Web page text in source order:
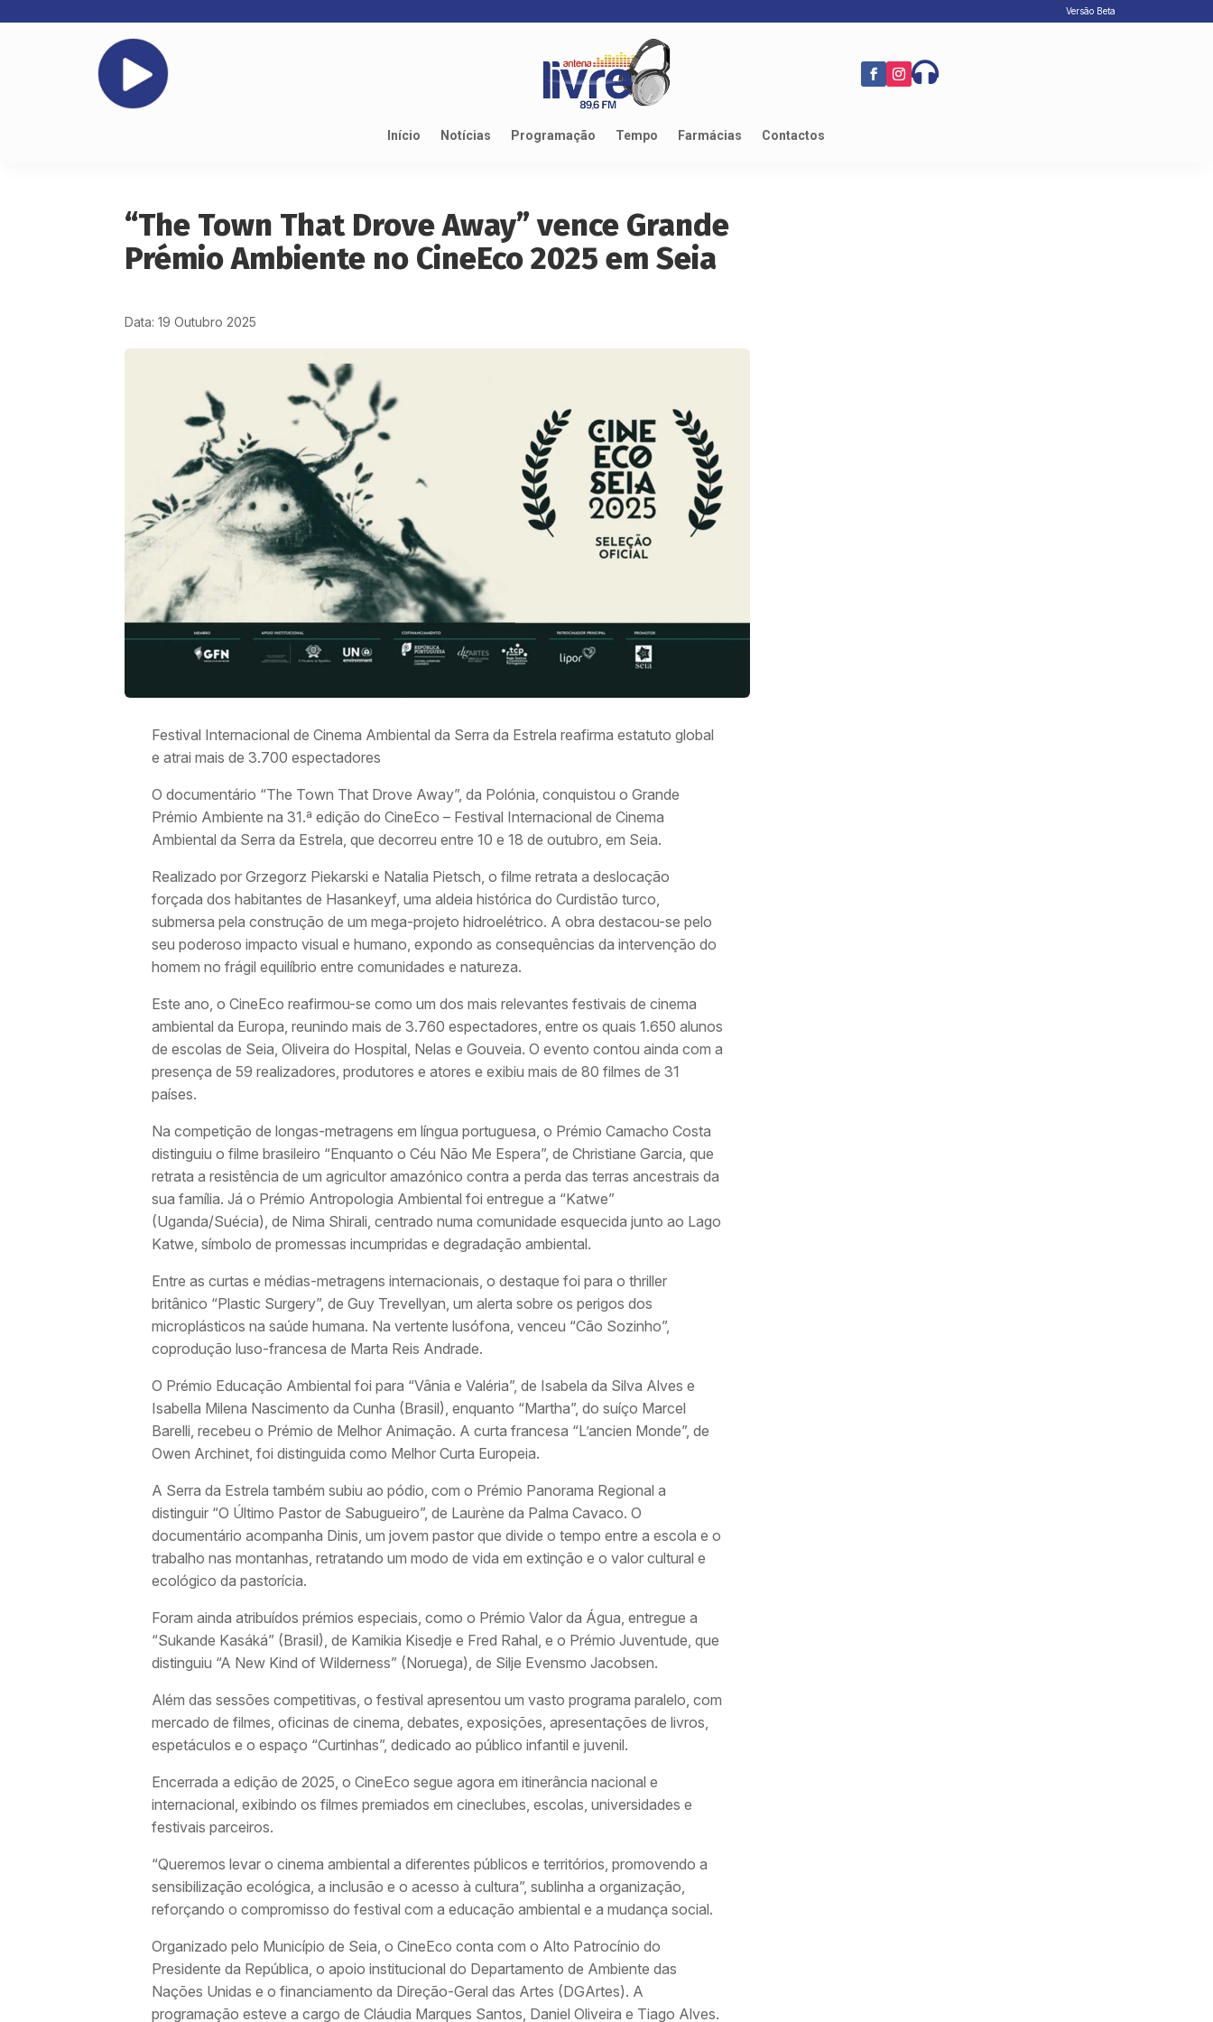
Versão Beta

Início Notícias Programação Tempo Farmácias Contactos
“The Town That Drove Away” vence Grande
Prémio Ambiente no CineEco 2025 em Seia
Data: 19 Outubro 2025
Festival Internacional de Cinema Ambiental da Serra da Estrela reafirma estatuto global
e atrai mais de 3.700 espectadores
O documentário “The Town That Drove Away”, da Polónia, conquistou o Grande
Prémio Ambiente na 31.ª edição do CineEco – Festival Internacional de Cinema
Ambiental da Serra da Estrela, que decorreu entre 10 e 18 de outubro, em Seia.
Realizado por Grzegorz Piekarski e Natalia Pietsch, o filme retrata a deslocação
forçada dos habitantes de Hasankeyf, uma aldeia histórica do Curdistão turco,
submersa pela construção de um mega-projeto hidroelétrico. A obra destacou-se pelo
seu poderoso impacto visual e humano, expondo as consequências da intervenção do
homem no frágil equilíbrio entre comunidades e natureza.
Este ano, o CineEco reafirmou-se como um dos mais relevantes festivais de cinema
ambiental da Europa, reunindo mais de 3.760 espectadores, entre os quais 1.650 alunos
de escolas de Seia, Oliveira do Hospital, Nelas e Gouveia. O evento contou ainda com a
presença de 59 realizadores, produtores e atores e exibiu mais de 80 filmes de 31
países.
Na competição de longas-metragens em língua portuguesa, o Prémio Camacho Costa
distinguiu o filme brasileiro “Enquanto o Céu Não Me Espera”, de Christiane Garcia, que
retrata a resistência de um agricultor amazónico contra a perda das terras ancestrais da
sua família. Já o Prémio Antropologia Ambiental foi entregue a “Katwe”
(Uganda/Suécia), de Nima Shirali, centrado numa comunidade esquecida junto ao Lago
Katwe, símbolo de promessas incumpridas e degradação ambiental.
Entre as curtas e médias-metragens internacionais, o destaque foi para o thriller
britânico “Plastic Surgery”, de Guy Trevellyan, um alerta sobre os perigos dos
microplásticos na saúde humana. Na vertente lusófona, venceu “Cão Sozinho”,
coprodução luso-francesa de Marta Reis Andrade.
O Prémio Educação Ambiental foi para “Vânia e Valéria”, de Isabela da Silva Alves e
Isabella Milena Nascimento da Cunha (Brasil), enquanto “Martha”, do suíço Marcel
Barelli, recebeu o Prémio de Melhor Animação. A curta francesa “L’ancien Monde”, de
Owen Archinet, foi distinguida como Melhor Curta Europeia.
A Serra da Estrela também subiu ao pódio, com o Prémio Panorama Regional a
distinguir “O Último Pastor de Sabugueiro”, de Laurène da Palma Cavaco. O
documentário acompanha Dinis, um jovem pastor que divide o tempo entre a escola e o
trabalho nas montanhas, retratando um modo de vida em extinção e o valor cultural e
ecológico da pastorícia.
Foram ainda atribuídos prémios especiais, como o Prémio Valor da Água, entregue a
“Sukande Kasáká” (Brasil), de Kamikia Kisedje e Fred Rahal, e o Prémio Juventude, que
distinguiu “A New Kind of Wilderness” (Noruega), de Silje Evensmo Jacobsen.
Além das sessões competitivas, o festival apresentou um vasto programa paralelo, com
mercado de filmes, oficinas de cinema, debates, exposições, apresentações de livros,
espetáculos e o espaço “Curtinhas”, dedicado ao público infantil e juvenil.
Encerrada a edição de 2025, o CineEco segue agora em itinerância nacional e
internacional, exibindo os filmes premiados em cineclubes, escolas, universidades e
festivais parceiros.
“Queremos levar o cinema ambiental a diferentes públicos e territórios, promovendo a
sensibilização ecológica, a inclusão e o acesso à cultura”, sublinha a organização,
reforçando o compromisso do festival com a educação ambiental e a mudança social.
Organizado pelo Município de Seia, o CineEco conta com o Alto Patrocínio do
Presidente da República, o apoio institucional do Departamento de Ambiente das
Nações Unidas e o financiamento da Direção-Geral das Artes (DGArtes). A
programação esteve a cargo de Cláudia Marques Santos, Daniel Oliveira e Tiago Alves.